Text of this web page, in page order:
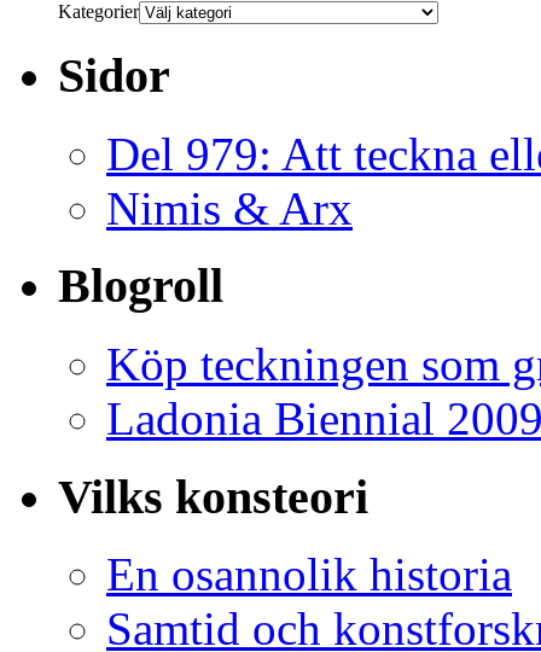
Kategorier
Sidor
Del 979: Att teckna
Nimis & Arx
Blogroll
Köp teckningen som
Ladonia Biennial
Vilks konsteori
En osannolik historia
Samtid och